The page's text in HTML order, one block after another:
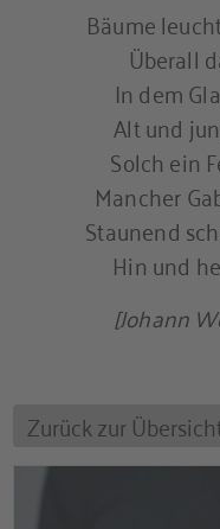
Bäume
Überall
In dem
Alt und
Solch ein
Mancher
Staunend
Hin und
[Johann
Zurück zur